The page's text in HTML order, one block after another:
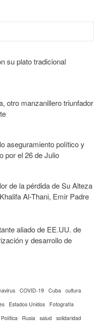
su plato tradicional
otro manzanillero triunfador
aseguramiento político y
por el 26 de Julio
de la pérdida de Su Alteza
Al-Thani, Emir Padre
aliado de EE.UU. de
y desarrollo de
COVID-19 Cuba
cultura
Estados Unidos
Fotografía
Política Rusia salud solidaridad